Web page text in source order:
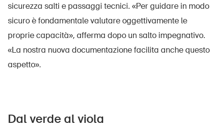
sicurezza salti e passaggi tecnici. «Per guidare in modo
sicuro è fondamentale valutare oggettivamente le
proprie capacità», afferma dopo un salto impegnativo.
«La nostra nuova documentazione facilita anche questo
aspetto».
Dal verde al viola